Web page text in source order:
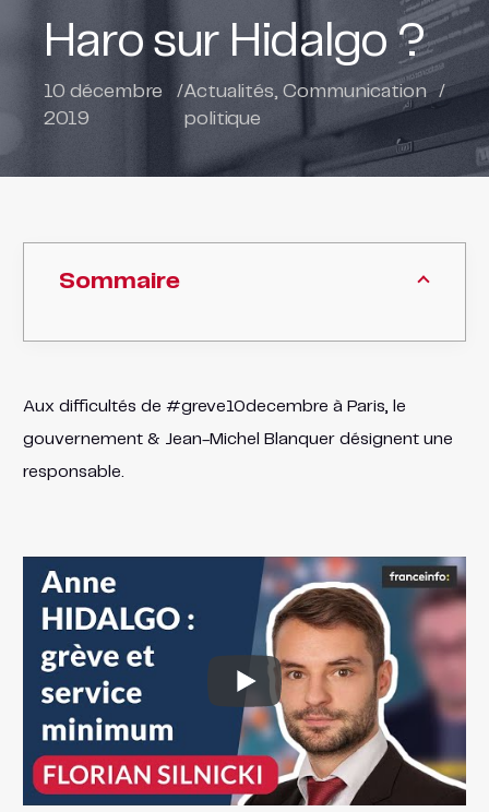
Haro sur Hidalgo ?
10 décembre
2019
/Actualités, Communication
politique
/
Sommaire
Aux difficultés de #greve10decembre à Paris, le
gouvernement & Jean-Michel Blanquer désignent une
responsable.